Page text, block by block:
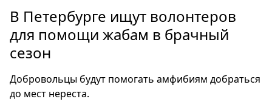
Россия
Мир
Туризм
Мода
В Петербурге ищут волонтеров
для помощи жабам в брачный
сезон
Добровольцы будут помогать амфибиям добраться
до мест нереста.